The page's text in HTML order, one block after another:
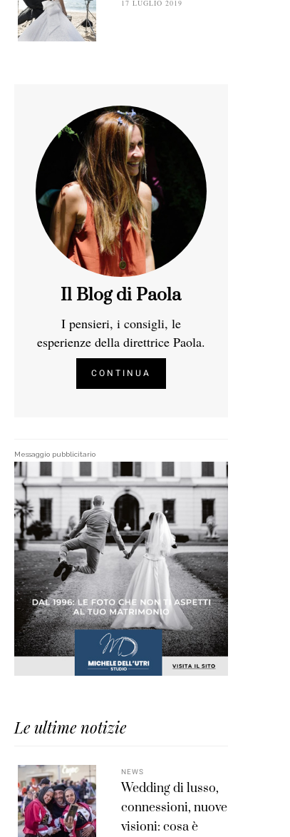
17 LUGLIO 2019
Il Blog di Paola
I pensieri, i consigli, le
esperienze della direttrice Paola.
CONTINUA
Messaggio pubblicitario
Le ultime notizie
NEWS
Wedding di lusso,
connessioni, nuove
visioni: cosa è